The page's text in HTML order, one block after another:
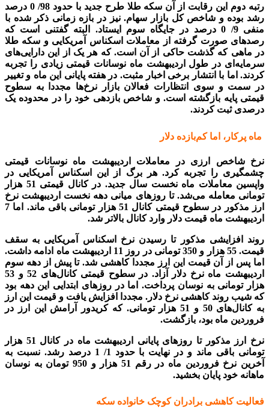
رتبه دوم این رقابت از آن سکه طلا طرح جدید با حدود 98/ 0 درصد
رشد بوده و شاخص کل بازار سهام. نیز در بازه زمانی ذکر شده با
منفی 9/ 0 درصد در جایگاه سوم ایستاد. البته گفتنی است که
رصد‌های صورت گرفته از معاملات اسکناس آمریکایی و سکه طلا
در ماهی که گذشت حاکی از آن است. که هر یک از این دارایی‌های
سرمایه‌ای در طول اردیبهشت ماه نوسانات قیمتی زیادی را تجربه
کردند. اما با انتشار برخی اخبار مثبت. در هفته پایانی این ماه و تغییر
در سمت و سوی انتظارات فعالان بازار نرخ‌ها مجددا به سطوح
قیمتی پایه بازگشته است. و شاخص بازدهی خود را در محدوده یک
درصدی ثبت کردند.
ماه پرکار، اما کم‌بازده دلار
نرخ شاخص ارزی در معاملات اردیبهشت ماه نوسانات قیمتی
چشمگیری را تجربه کرد. هر برگ از این اسکناس آمریکایی در
واپسین معاملات ماه نخست سال جدید. در کانال قیمتی 51 هزار
تومانی معامله می‌شد. تا روز‌های میانی دهه نخست اردیبهشت نرخ
ارز مذکور در سطوح قیمتی کانال 51 هزار تومانی باقی ماند. اما 7
اردیبهشت ماه قیمت دلار وارد کانال بالاتر شد.
روند افزایشی مذکور تا رسیدن نرخ اسکناس آمریکایی به سقف
قیمت. 55 هزار و 350 تومانی در روز 11 اردیبهشت ماه ادامه داشت.
اما پس از آن قیمت این ارز مجددا کاهشی شد. تا پیش از دهه سوم
اردیبهشت ماه نرخ دلار آزاد. در سطوح قیمتی کانال‌های 52 و 53
هزار تومانی به نوسان پرداخت. اما در روز‌های ابتدایی این دهه بود
که شیب روند کاهشی نرخ دلار. مجددا افزایش یافت و قیمت این ارز
به کانال‌های 50 و 51 هزار تومانی. که کریدور آرامش این ارز در
فروردین ماه بود، بازگشت.
نرخ ارز مذکور تا روز‌های پایانی اردیبهشت ماه در کانال 51 هزار
تومانی باقی ماند و در نهایت با حدود 1/ 1 درصد رشد. نسبت به
آخرین نرخ فروردین ماه در رقم 51 هزار و 950 تومان به نوسان
ماهانه خود پایان بخشید.
فعالیت کاهشی برادران کوچک خانواده سکه